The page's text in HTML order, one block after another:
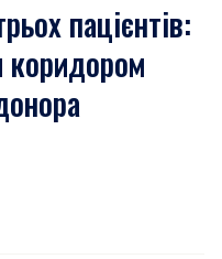
пацієнтів:
коридором